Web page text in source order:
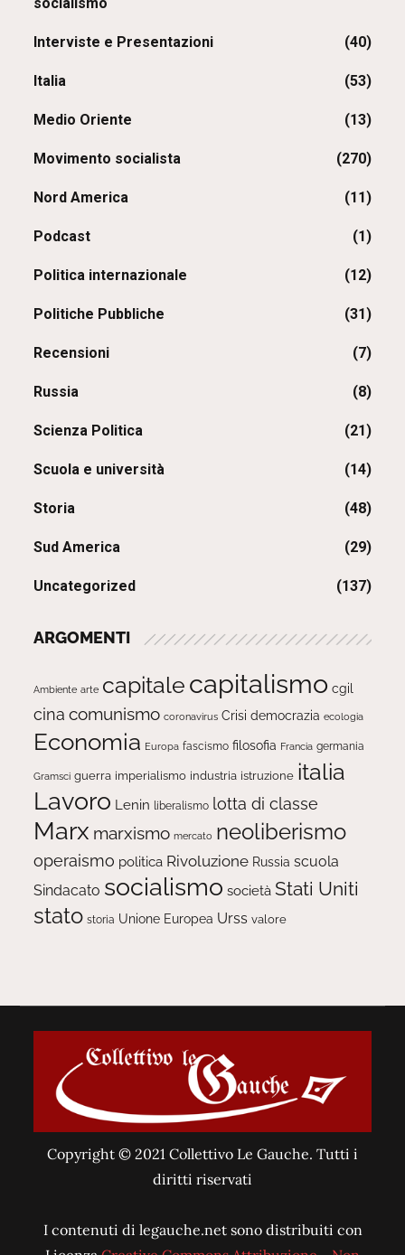
socialismo
Interviste e Presentazioni (40)
Italia (53)
Medio Oriente (13)
Movimento socialista (270)
Nord America (11)
Podcast (1)
Politica internazionale (12)
Politiche Pubbliche (31)
Recensioni (7)
Russia (8)
Scienza Politica (21)
Scuola e università (14)
Storia (48)
Sud America (29)
Uncategorized (137)
ARGOMENTI
Ambiente arte capitale capitalismo cgil
cina comunismo coronavirus Crisi democrazia ecologia
Economia Europa fascismo filosofia Francia germania
Gramsci guerra imperialismo industria istruzione italia
Lavoro Lenin liberalismo lotta di classe
Marx marxismo mercato neoliberismo
operaismo politica Rivoluzione Russia scuola
Sindacato socialismo società Stati Uniti
stato storia Unione Europea Urss valore
Copyright © 2021 Collettivo Le Gauche. Tutti i
diritti riservati
I contenuti di legauche.net sono distribuiti con